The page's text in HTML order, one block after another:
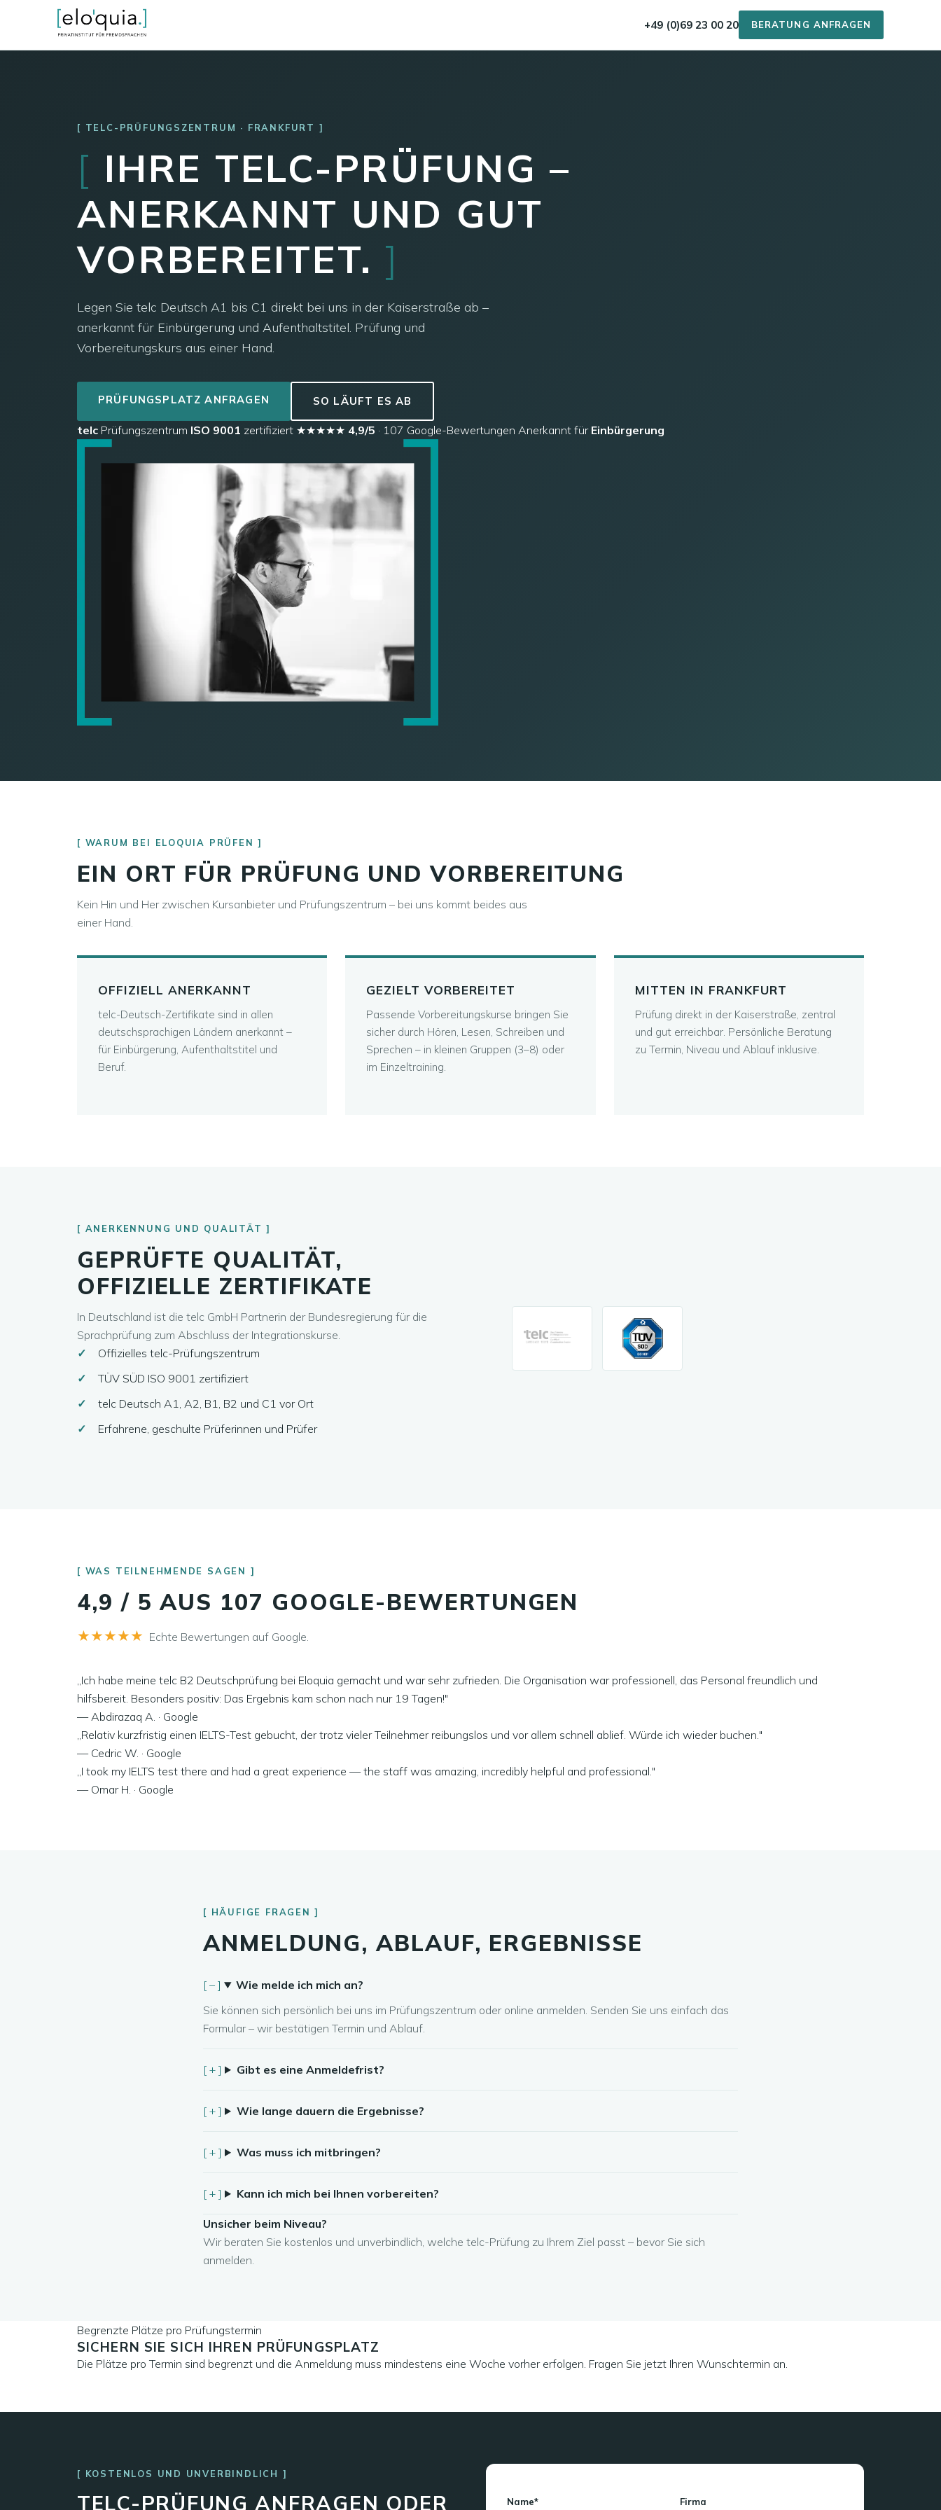
+49 (0)69 23 00 20 BERATUNG ANFRAGEN
TELC-PRÜFUNGSZENTRUM · FRANKFURT
[ IHRE TELC-PRÜFUNG –
ANERKANNT UND GUT
VORBEREITET. ]
Legen Sie telc Deutsch A1 bis C1 direkt bei uns in der Kaiserstraße ab –
anerkannt für Einbürgerung und Aufenthaltstitel. Prüfung und
Vorbereitungskurs aus einer Hand.
PRÜFUNGSPLATZ ANFRAGEN SO LÄUFT ES AB
telc Prüfungszentrum ISO 9001 zertifiziert ★★★★★ 4,9/5 · 107 Google-Bewertungen Anerkannt für Einbürgerung
WARUM BEI ELOQUIA PRÜFEN
EIN ORT FÜR PRÜFUNG UND VORBEREITUNG
Kein Hin und Her zwischen Kursanbieter und Prüfungszentrum – bei uns kommt beides aus
einer Hand.
OFFIZIELL ANERKANNT
telc-Deutsch-Zertifikate sind in allen
deutschsprachigen Ländern anerkannt –
für Einbürgerung, Aufenthaltstitel und
Beruf.
GEZIELT VORBEREITET
Passende Vorbereitungskurse bringen Sie
sicher durch Hören, Lesen, Schreiben und
Sprechen – in kleinen Gruppen (3–8) oder
im Einzeltraining.
MITTEN IN FRANKFURT
Prüfung direkt in der Kaiserstraße, zentral
und gut erreichbar. Persönliche Beratung
zu Termin, Niveau und Ablauf inklusive.
ANERKENNUNG UND QUALITÄT
GEPRÜFTE QUALITÄT,
OFFIZIELLE ZERTIFIKATE
In Deutschland ist die telc GmbH Partnerin der Bundesregierung für die
Sprachprüfung zum Abschluss der Integrationskurse.
Offizielles telc-Prüfungszentrum
TÜV SÜD ISO 9001 zertifiziert
telc Deutsch A1, A2, B1, B2 und C1 vor Ort
Erfahrene, geschulte Prüferinnen und Prüfer
WAS TEILNEHMENDE SAGEN
4,9 / 5 AUS 107 GOOGLE-BEWERTUNGEN
★★★★★ Echte Bewertungen auf Google.
„Ich habe meine telc B2 Deutschprüfung bei Eloquia gemacht und war sehr zufrieden. Die Organisation war professionell, das Personal freundlich und
hilfsbereit. Besonders positiv: Das Ergebnis kam schon nach nur 19 Tagen!"
— Abdirazaq A. · Google
„Relativ kurzfristig einen IELTS-Test gebucht, der trotz vieler Teilnehmer reibungslos und vor allem schnell ablief. Würde ich wieder buchen."
— Cedric W. · Google
„I took my IELTS test there and had a great experience — the staff was amazing, incredibly helpful and professional."
— Omar H. · Google
HÄUFIGE FRAGEN
ANMELDUNG, ABLAUF, ERGEBNISSE
Wie melde ich mich an?
Sie können sich persönlich bei uns im Prüfungszentrum oder online anmelden. Senden Sie uns einfach das
Formular – wir bestätigen Termin und Ablauf.
Gibt es eine Anmeldefrist?
Wie lange dauern die Ergebnisse?
Was muss ich mitbringen?
Kann ich mich bei Ihnen vorbereiten?
Unsicher beim Niveau?
Wir beraten Sie kostenlos und unverbindlich, welche telc-Prüfung zu Ihrem Ziel passt – bevor Sie sich
anmelden.
Begrenzte Plätze pro Prüfungstermin
SICHERN SIE SICH IHREN PRÜFUNGSPLATZ
Die Plätze pro Termin sind begrenzt und die Anmeldung muss mindestens eine Woche vorher erfolgen. Fragen Sie jetzt Ihren Wunschtermin an.
KOSTENLOS UND UNVERBINDLICH
TELC-PRÜFUNG ANFRAGEN ODER Name* Firma